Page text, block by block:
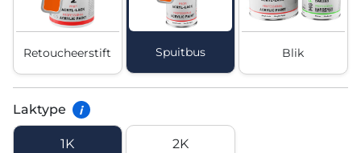
Retoucheerstift Spuitbus Blik
Laktype i
1K 2K